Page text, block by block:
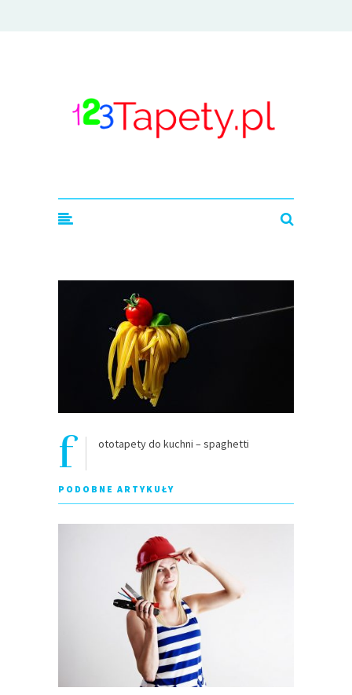
f ototapety do kuchni – spaghetti
PODOBNE ARTYKUŁY